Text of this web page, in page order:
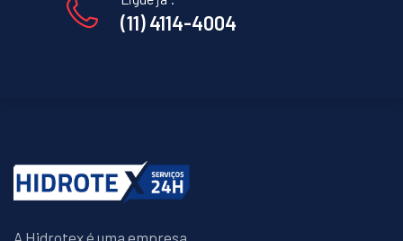
(11) 4114-4004
A Hidrotex é uma empresa